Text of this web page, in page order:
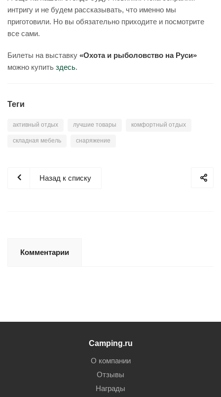
интригу и не будем рассказывать, что именно мы
приготовили. Но вы обязательно приходите и посмотрите
все сами.
Билеты на выставку «Охота и рыболовство на Руси»
можно купить здесь.
Теги
активный отдых лучшие товары комфортный отдых
складная мебель снаряжение
Назад к списку
Комментарии
Camping.ru
О компании
Отзывы
Награды